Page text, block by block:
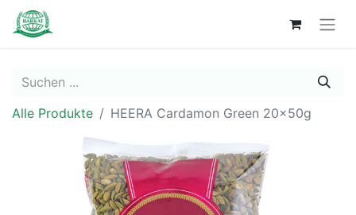
Alle Produkte HEERA Cardamon Green 20x50g